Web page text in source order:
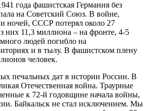
года фашистская Германия без
на Советский Союз. В войне,
ночей, СССР потерял около 27
них 11,3 миллиона – на фронте, 4-5
людей погибло на
и в тылу. В фашистском плену
человек.
печальных дат в истории России. В
Отечественная война. Траурные
к 72-й годовщине начала войны,
Байкальск не стал исключением. Мы